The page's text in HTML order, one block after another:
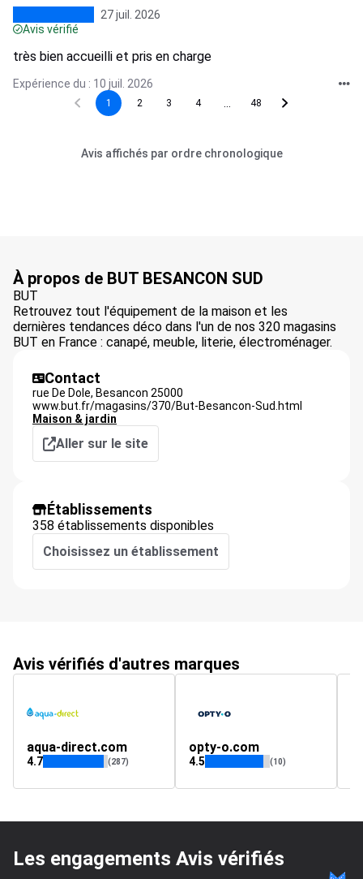
27 juil. 2026
Avis vérifié
très bien accueilli et pris en charge
Expérience du : 10 juil. 2026
1 2 3 4 48
Avis affichés par ordre chronologique
À propos de BUT BESANCON SUD
BUT
Retrouvez tout l'équipement de la maison et les
dernières tendances déco dans l'un de nos 320 magasins
BUT en France : canapé, meuble, literie, électroménager.
Contact
rue De Dole, Besancon 25000
www.but.fr/magasins/370/But-Besancon-Sud.html
Maison & jardin
Aller sur le site
Établissements
358 établissements disponibles
Choisissez un établissement
Avis vérifiés d'autres marques
aqua-direct.com
4.7 (287)
opty-o.com
4.5 (10)
Les engagements Avis vérifiés